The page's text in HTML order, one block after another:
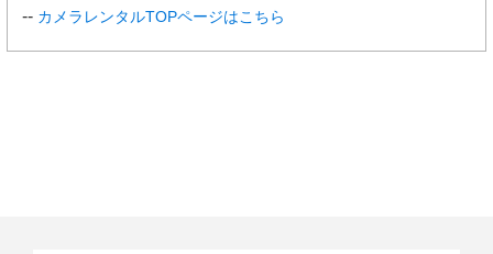
カメラレンタルTOPページはこちら